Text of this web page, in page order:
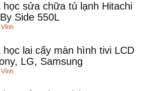
học sửa chữa tủ lạnh Hitachi
Side 550L
học lai cấy màn hình tivi LCD
LG, Samsung